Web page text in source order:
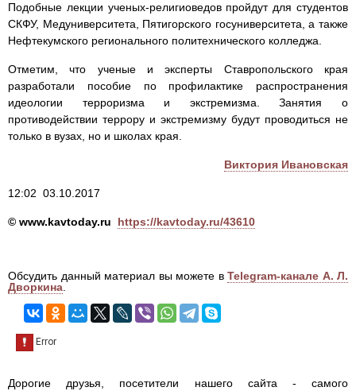
Подобные лекции ученых-религиоведов пройдут для студентов
СКФУ, Медуниверситета, Пятигорского госуниверситета, а также
Нефтекумского регионального политехнического колледжа.
Отметим, что ученые и эксперты Ставропольского края
разработали пособие по профилактике распространения
идеологии терроризма и экстремизма. Занятия о
противодействии террору и экстремизму будут проводиться не
только в вузах, но и школах края.
Виктория Ивановская
12:02 03.10.2017
© www.kavtoday.ru https://kavtoday.ru/43610
Обсудить данный материал вы можете в Telegram-канале А. Л.
Дворкина.
Дорогие друзья, посетители нашего сайта - самого